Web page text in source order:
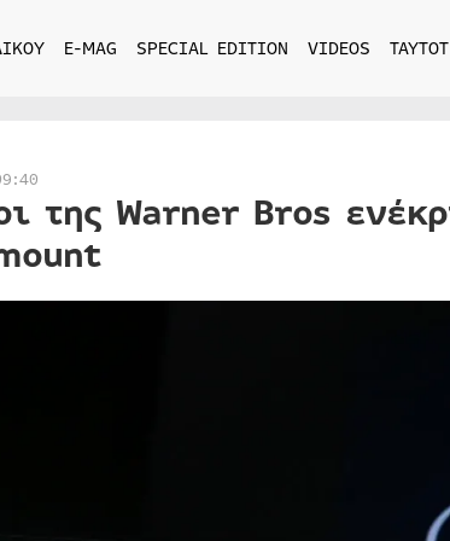
E-MAG SPECIAL EDITION VIDEOS
της Warner Bros